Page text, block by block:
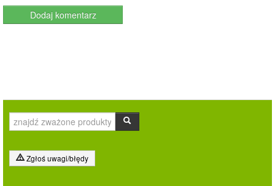
Zgłoś uwagi/błędy